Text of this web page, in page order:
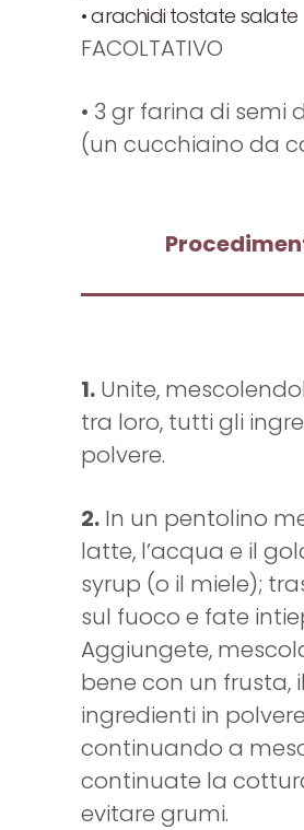
• arachidi tostate salate
FACOLTATIVO
• 3 gr farina di semi
(un cucchiaino da
1. Unite,
tra loro, tutti gli
polvere.
2. In un pentolino
latte, l’acqua e il
syrup (o il miele);
sul fuoco e fate
Aggiungete,
bene con un frusta,
ingredienti in
continuando a
continuate la
evitare grumi.